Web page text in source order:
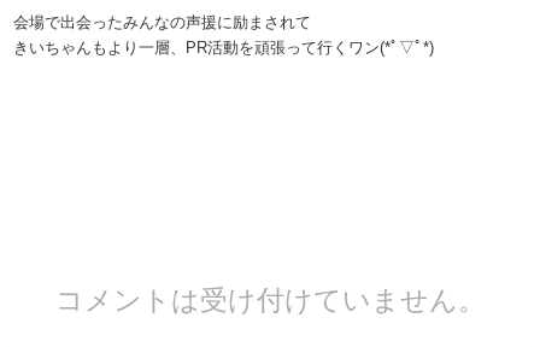
会場で出会ったみんなの声援に励まされて
きいちゃんもより一層、PR活動を頑張って行くワン(*ﾟ▽ﾟ*)
コメントは受け付けていません。